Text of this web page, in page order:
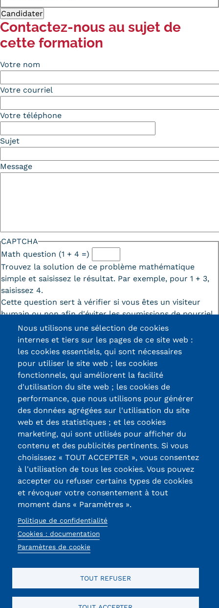
Contactez-nous au sujet de
cette formation
Votre nom
Votre courriel
Votre téléphone
Sujet
Message
CAPTCHA
Math question (1 + 4 =)
Trouvez la solution de ce problème mathématique
simple et saisissez le résultat. Par exemple, pour 1 + 3,
saisissez 4.
Cette question sert à vérifier si vous êtes un visiteur
humain ou non afin d'éviter les soumissions de pourriel
(spam) automatisées.
13, Rue Ernest
Thierry-Mieg
90010 BELFORT
Cedex
03 84 58 33 10
Réseaux
sociaux
Certifications /
Labels qualité
Nous utilisons une sélection de cookies
internes et tiers sur les pages de ce site web :
les cookies essentiels, qui sont nécessaires
pour utiliser le site web ; les cookies
fonctionnels, qui améliorent la facilité
d'utilisation du site web ; les cookies de
performance, que nous utilisons pour générer
des données agrégées sur l'utilisation du site
web et des statistiques ; et les cookies
marketing, qui sont utilisés pour afficher du
contenu et des publicités pertinents. Si vous
choisissez « TOUT ACCEPTER », vous consentez
à l'utilisation de tous les cookies. Vous pouvez
accepter ou refuser certains types de cookies
et révoquer votre consentement à tout
moment dans « Paramètres ».
Politique de confidentialité
Cookies : documentation
Paramètres de cookie
TOUT REFUSER